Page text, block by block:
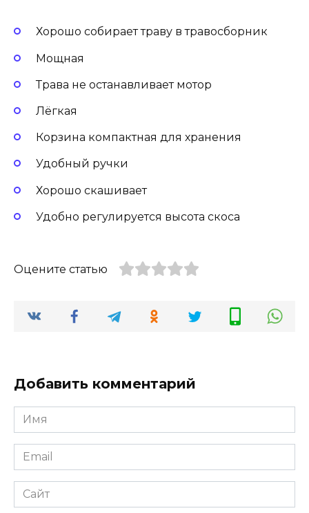
Хорошо собирает траву в травосборник
Мощная
Трава не останавливает мотор
Лёгкая
Корзина компактная для хранения
Удобный ручки
Хорошо скашивает
Удобно регулируется высота скоса
Оцените статью
Добавить комментарий
Имя
Email
Сайт